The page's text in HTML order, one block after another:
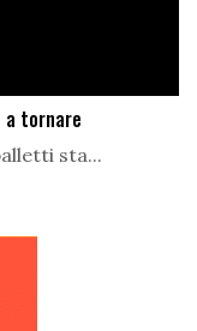
a tornare
sta...